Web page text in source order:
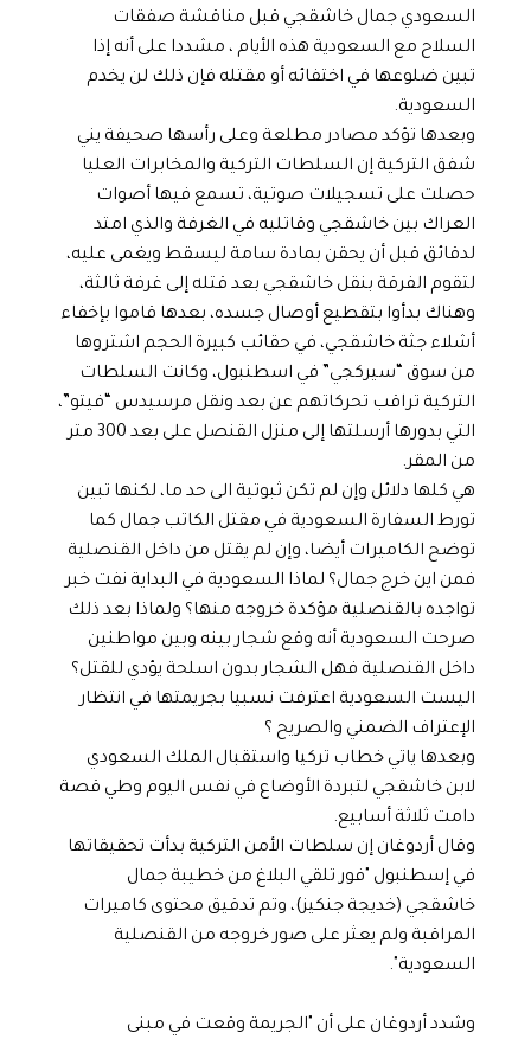
السعودي جمال خاشقجي قبل مناقشة صفقات
السلاح مع السعودية هذه الأيام ، مشددا على أنه إذا
تبين ضلوعها في اختفائه أو مقتله فإن ذلك لن يخدم
السعودية.
وبعدها تؤكد مصادر مطلعة وعلى رأسها صحيفة يني
شفق التركية إن السلطات التركية والمخابرات العليا
حصلت على تسجيلات صوتية، تسمع فيها أصوات
العراك بين خاشقجي وقاتليه في الغرفة والذي امتد
لدقائق قبل أن يحقن بمادة سامة ليسقط ويغمى عليه،
لتقوم الفرقة بنقل خاشقجي بعد قتله إلى غرفة ثالثة،
وهناك بدأوا بتقطيع أوصال جسده، بعدها قاموا بإخفاء
أشلاء جثة خاشقجي، في حقائب كبيرة الحجم اشتروها
من سوق “سيركجي” في اسطنبول، وكانت السلطات
التركية تراقب تحركاتهم عن بعد ونقل مرسيدس “فيتو”،
التي بدورها أرسلتها إلى منزل القنصل على بعد 300 متر
من المقر.
هي كلها دلائل وإن لم تكن ثبوتية الى حد ما، لكنها تبين
تورط السفارة السعودية في مقتل الكاتب جمال كما
توضح الكاميرات أيضا، وإن لم يقتل من داخل القنصلية
فمن اين خرج جمال؟ لماذا السعودية في البداية نفت خبر
تواجده بالقنصلية مؤكدة خروجه منها؟ ولماذا بعد ذلك
صرحت السعودية أنه وقع شجار بينه وبين مواطنين
داخل القنصلية فهل الشجار بدون اسلحة يؤدي للقتل؟
اليست السعودية اعترفت نسبيا بجريمتها في انتظار
الإعتراف الضمني والصريح ؟
وبعدها ياتي خطاب تركيا واستقبال الملك السعودي
لابن خاشقجي لتبردة الأوضاع في نفس اليوم وطي قصة
دامت ثلاثة أسابيع.
وقال أردوغان إن سلطات الأمن التركية بدأت تحقيقاتها
في إسطنبول "فور تلقي البلاغ من خطيبة جمال
خاشقجي (خديجة جنكيز)، وتم تدقيق محتوى كاميرات
المراقبة ولم يعثر على صور خروجه من القنصلية
السعودية".
وشدد أردوغان على أن "الجريمة وقعت في مبنى